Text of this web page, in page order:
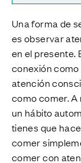
Una forma de
es observar
en el presente.
conexión como
atención
como comer.
un hábito
tienes que
comer
comer con